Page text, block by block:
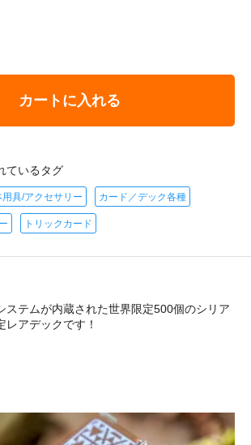
カートに入れる
ているタグ
用具/アクセサリー カード／デック各種
トリックカード
ステムが内蔵された世界限定500個のシリア
レアデックです！